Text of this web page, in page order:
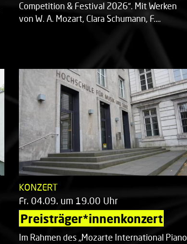
Competition & Festival 2026“. Mit Werken
von W. A. Mozart, Clara Schumann, F.…
KONZERT
Fr. 04.09. um 19.00 Uhr
Preisträger*innenkonzert
Im Rahmen des „Mozarte International Piano